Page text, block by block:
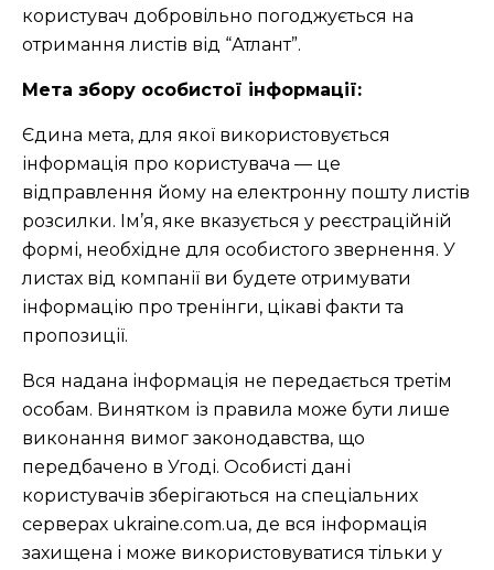
користувач добровільно погоджується на
отримання листів від “Атлант”.
Мета збору особистої інформації:
Єдина мета, для якої використовується
інформація про користувача — це
відправлення йому на електронну пошту листів
розсилки. Ім’я, яке вказується у реєстраційній
формі, необхідне для особистого звернення. У
листах від компанії ви будете отримувати
інформацію про тренінги, цікаві факти та
пропозиції.
Вся надана інформація не передається третім
особам. Винятком із правила може бути лише
виконання вимог законодавства, що
передбачено в Угоді. Особисті дані
користувачів зберігаються на спеціальних
серверах ukraine.com.ua, де вся інформація
захищена і може використовуватися тільки у